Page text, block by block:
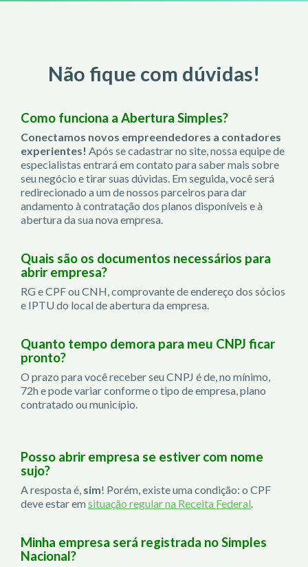
Não fique com dúvidas!
Como funciona a Abertura Simples?
Conectamos novos empreendedores a contadores
experientes! Após se cadastrar no site, nossa equipe de
especialistas entrará em contato para saber mais sobre
seu negócio e tirar suas dúvidas. Em seguida, você será
redirecionado a um de nossos parceiros para dar
andamento à contratação dos planos disponíveis e à
abertura da sua nova empresa.
Quais são os documentos necessários para
abrir empresa?
RG e CPF ou CNH, comprovante de endereço dos sócios
e IPTU do local de abertura da empresa.
Quanto tempo demora para meu CNPJ ficar
pronto?
O prazo para você receber seu CNPJ é de, no mínimo,
72h e pode variar conforme o tipo de empresa, plano
contratado ou município.
Posso abrir empresa se estiver com nome
sujo?
A resposta é, sim! Porém, existe uma condição: o CPF
deve estar emsituação regular na Receita Federal.
Minha empresa será registrada no Simples
Nacional?